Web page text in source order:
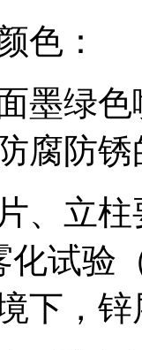
色：
墨绿
腐防
、立
化试验
下，